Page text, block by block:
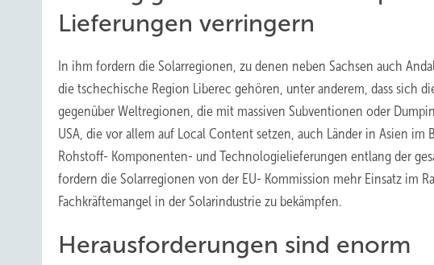
Lieferungen verringern
In ihm fordern die Solarregionen, zu denen neben Sachsen auch
die tschechische Region Liberec gehören, unter anderem, dass sich
gegenüber Weltregionen, die mit massiven Subventionen oder
USA, die vor allem auf Local Content setzen, auch Länder in Asien
Rohstoff- Komponenten- und Technologielieferungen entlang der
fordern die Solarregionen von der EU- Kommission mehr Einsatz im
Fachkräftemangel in der Solarindustrie zu bekämpfen.
Herausforderungen sind enorm